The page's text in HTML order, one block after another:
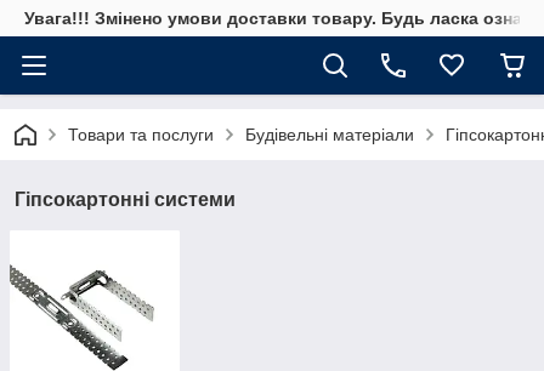
Увага!!! Змінено умови доставки товару. Будь ласка
Товари та послуги Будівельні матеріали
Гіпсокартонні системи